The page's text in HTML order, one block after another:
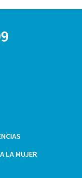
LA MUJER